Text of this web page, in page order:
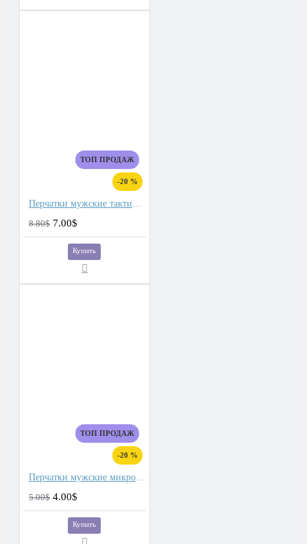
ТОП ПРОДАЖ
-20 %
Перчатки мужские тактические для сенсорных экранов, подкладка плюш
8.80$ 7.00$
Купить
ТОП ПРОДАЖ
-20 %
Перчатки мужские микроволокно со спандекс вставками
5.00$ 4.00$
Купить